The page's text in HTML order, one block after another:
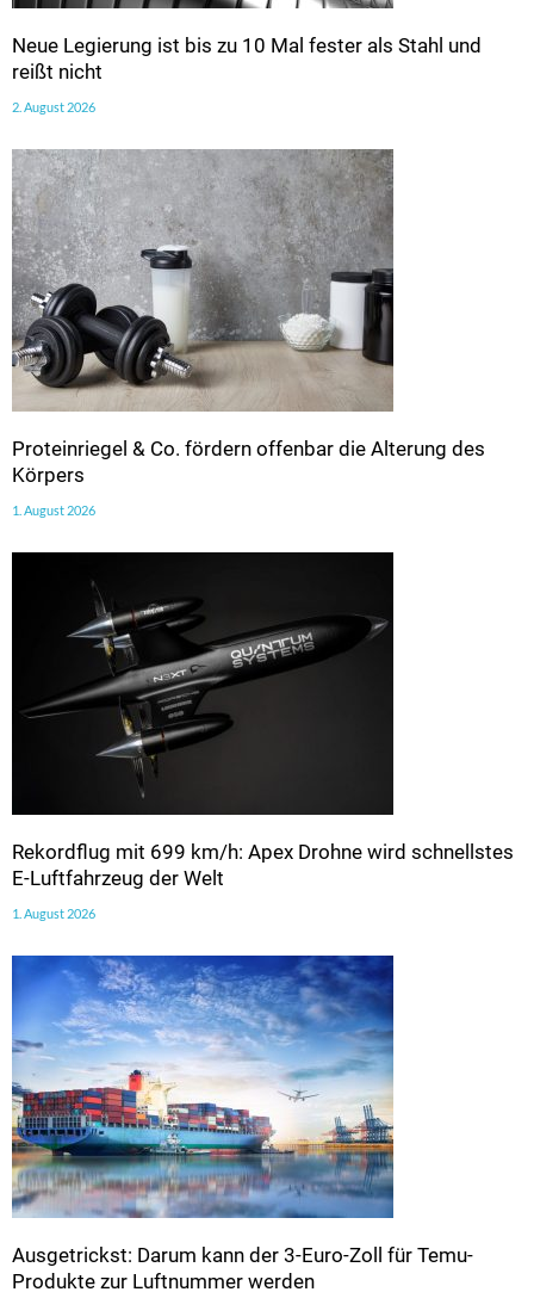
Neue Legierung ist bis zu 10 Mal fester als Stahl und
reißt nicht
2. August 2026
Proteinriegel & Co. fördern offenbar die Alterung des
Körpers
1. August 2026
Rekordflug mit 699 km/h: Apex Drohne wird schnellstes
E-Luftfahrzeug der Welt
1. August 2026
Ausgetrickst: Darum kann der 3-Euro-Zoll für Temu-
Produkte zur Luftnummer werden